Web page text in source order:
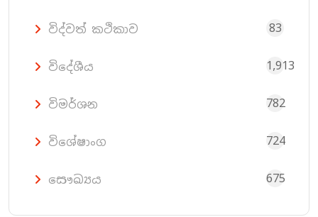
විද්වත් කථිකාව 83
විදේශීය 1,913
විමර්ශන 782
විශේෂාංග 724
සෞඛ්‍යය 675